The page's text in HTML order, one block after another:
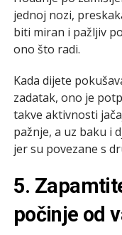
jednoj nozi,
biti miran i pažljiv
ono što radi.
Kada dijete
zadatak, ono je
takve aktivnosti
pažnje, a uz baku i
jer su povezane s
5.
počinje od